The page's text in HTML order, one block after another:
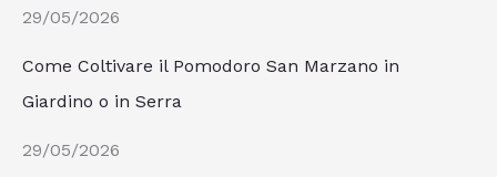
29/05/2026
Come Coltivare il Pomodoro San Marzano in
Giardino o in Serra
29/05/2026